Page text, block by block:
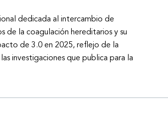
dedicada al intercambio de
de la coagulación hereditarios y su
de 3.0 en 2025, reflejo de la
investigaciones que publica para la